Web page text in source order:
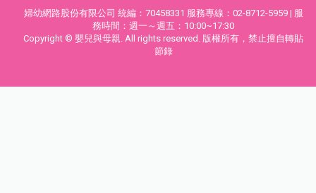
婦幼網路股份有限公司 統編：70458331 服務專線：02-8712-5959 | 服
務時間：週一～週五：10:00~17:30
Copyright © 嬰兒與母親. All rights reserved. 版權所有，禁止擅自轉貼
節錄